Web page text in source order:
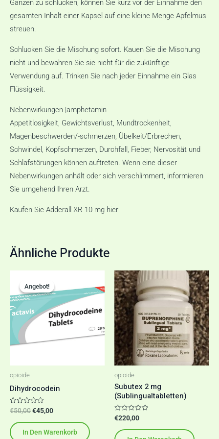
Ganzen zu schlucken, können Sie kurz vor der Einnahme den
gesamten Inhalt einer Kapsel auf eine kleine Menge Apfelmus
streuen.
Schlucken Sie die Mischung sofort. Kauen Sie die Mischung
nicht und bewahren Sie sie nicht für die zukünftige
Verwendung auf. Trinken Sie nach jeder Einnahme ein Glas
Flüssigkeit.
Nebenwirkungen |amphetamin
Appetitlosigkeit, Gewichtsverlust, Mundtrockenheit,
Magenbeschwerden/-schmerzen, Übelkeit/Erbrechen,
Schwindel, Kopfschmerzen, Durchfall, Fieber, Nervosität und
Schlafstörungen können auftreten. Wenn eine dieser
Nebenwirkungen anhält oder sich verschlimmert, informieren
Sie umgehend Ihren Arzt.
Kaufen Sie Adderall XR 10 mg hier
Ähnliche Produkte
Angebot!
Angebot!
opioide
Dihydrocodein
Bewertet
mit
von
5
€50,00
Preis
war:
€50,00
€45,00
ist:
€45,00.
In Den Warenkorb
opioide
Subutex 2 mg
(Sublingualtabletten)
Bewertet
mit
von
€220,00